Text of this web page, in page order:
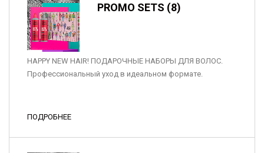
PROMO SETS (8)
HAPPY NEW HAIR! ПОДАРОЧНЫЕ НАБОРЫ ДЛЯ ВОЛОС.
Профессиональный уход в идеальном формате.
ПОДРОБНЕЕ